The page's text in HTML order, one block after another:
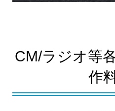
CM/ラジオ等
作